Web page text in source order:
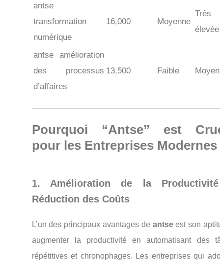
antse
transformation
numérique
16,000 Moyenne
Très
élevée
antse amélioration
des processus
d’affaires
13,500 Faible
Pourquoi “Antse” est
pour les Entreprises Modernes
1. Amélioration de la
Réduction des Coûts
L’un des principaux avantages de antseest son
augmenter la productivité en automatisant des
répétitives et chronophages. Les entreprises qui